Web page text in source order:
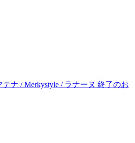
テナ / Merkystyle / ラナーヌ 終了のお